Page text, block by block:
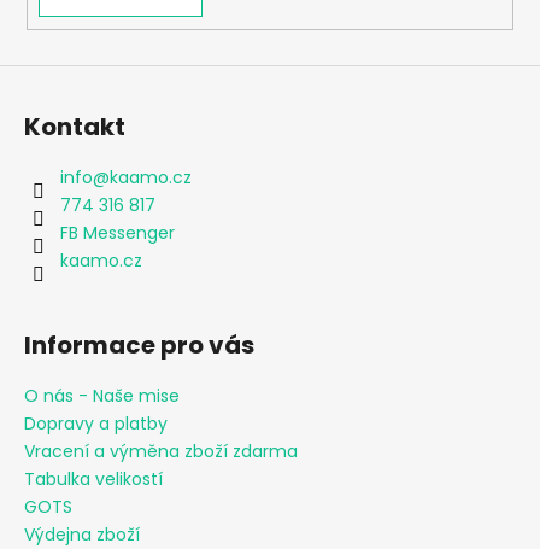
Kontakt
info@kaamo.cz
774 316 817
FB Messenger
kaamo.cz
Informace pro vás
O nás - Naše mise
Dopravy a platby
Vracení a výměna zboží zdarma
Tabulka velikostí
GOTS
Výdejna zboží